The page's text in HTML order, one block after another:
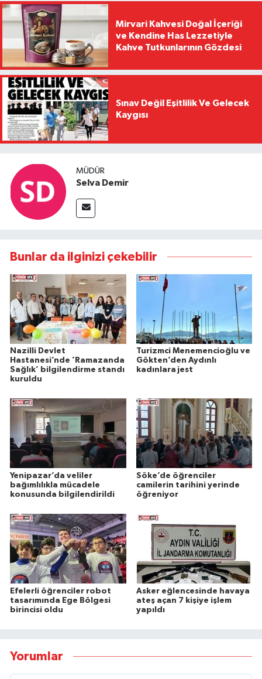
Mirvari Kahvesi Doğal İçeriği
ve Kendine Has Lezzetiyle
Kahve Tutkunlarının Gözdesi
Sınav Değil Eşitlilik Ve Gelecek
Kaygısı
MÜDÜR
Selva Demir
Bunlar da ilginizi çekebilir
Nazilli Devlet
Hastanesi’nde ’Ramazanda
Sağlık’ bilgilendirme standı
kuruldu
Turizmci Menemencioğlu ve
Gökten’den Aydınlı
kadınlara jest
Yenipazar’da veliler
bağımlılıkla mücadele
konusunda bilgilendirildi
Söke’de öğrenciler
camilerin tarihini yerinde
öğreniyor
Efelerli öğrenciler robot
tasarımında Ege Bölgesi
birincisi oldu
Asker eğlencesinde havaya
ateş açan 7 kişiye işlem
yapıldı
Yorumlar